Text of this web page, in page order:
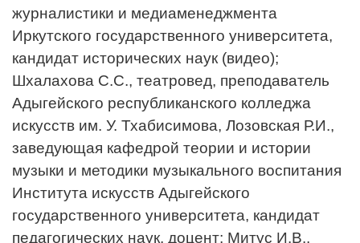
журналистики и медиаменеджмента
Иркутского государственного университета,
кандидат исторических наук (видео);
Шхалахова С.С., театровед, преподаватель
Адыгейского республиканского колледжа
искусств им. У. Тхабисимова, Лозовская Р.И.,
заведующая кафедрой теории и истории
музыки и методики музыкального воспитания
Института искусств Адыгейского
государственного университета, кандидат
педагогических наук, доцент; Митус И.В.,